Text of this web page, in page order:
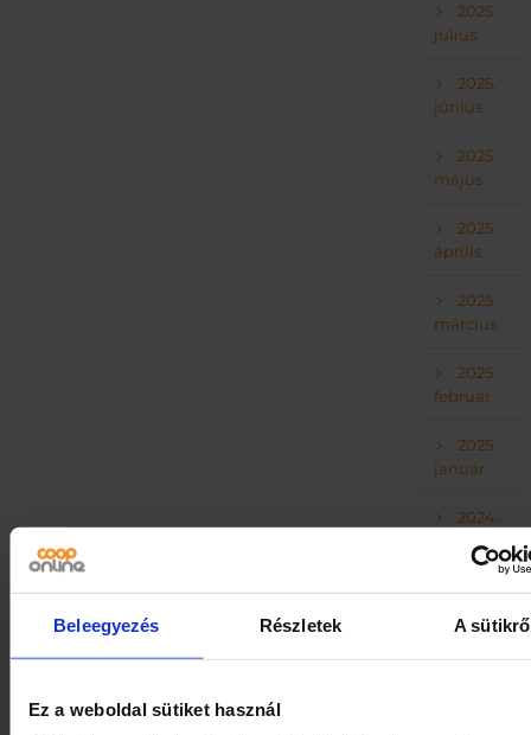
Beleegyezés Részletek A
Ez a weboldal sütiket használ
2025.
július
2025.
június
2025.
május
2025.
április
2025.
március
2025.
február
2025.
január
2024.
2024.
2024.